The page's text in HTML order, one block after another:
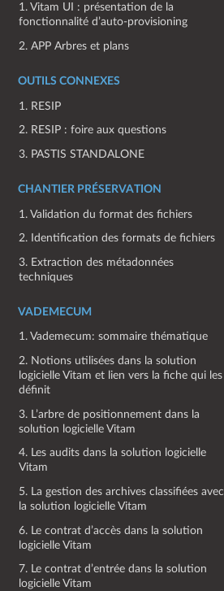
1. Vitam UI : présentation de la
fonctionnalité d’auto-provisioning
2. APP Arbres et plans
OUTILS CONNEXES
1. RESIP
2. RESIP : foire aux questions
3. PASTIS STANDALONE
CHANTIER PRÉSERVATION
1. Validation du format des fichiers
2. Identification des formats de fichiers
3. Extraction des métadonnées
techniques
VADEMECUM
1. Vademecum: sommaire thématique
2. Notions utilisées dans la solution
logicielle Vitam et lien vers la fiche qui les
définit
3. L’arbre de positionnement dans la
solution logicielle Vitam
4. Les audits dans la solution logicielle
Vitam
5. La gestion des archives classifiées avec
la solution logicielle Vitam
6. Le contrat d’accès dans la solution
logicielle Vitam
7. Le contrat d’entrée dans la solution
logicielle Vitam